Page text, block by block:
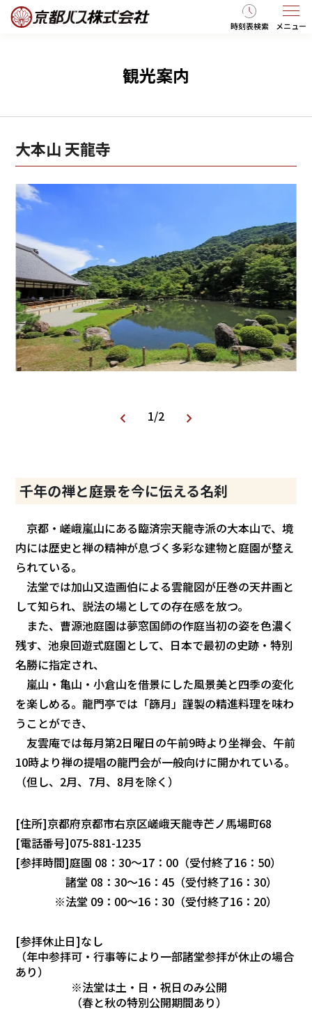
時刻表検索 メニュー
観光案内
大本山 天龍寺
1/2
千年の禅と庭景を今に伝える名刹
京都・嵯峨嵐山にある臨済宗天龍寺派の大本山で、境
内には歴史と禅の精神が息づく多彩な建物と庭園が整え
られている。
法堂では加山又造画伯による雲龍図が圧巻の天井画と
して知られ、説法の場としての存在感を放つ。
また、曹源池庭園は夢窓国師の作庭当初の姿を色濃く
残す、池泉回遊式庭園として、日本で最初の史跡・特別
名勝に指定され、
嵐山・亀山・小倉山を借景にした風景美と四季の変化
を楽しめる。龍門亭では「篩月」謹製の精進料理を味わ
うことができ、
友雲庵では毎月第2日曜日の午前9時より坐禅会、午前
10時より禅の提唱の龍門会が一般向けに開かれている。
（但し、2月、7月、8月を除く）
[住所]京都府京都市右京区嵯峨天龍寺芒ノ馬場町68
[電話番号]075-881-1235
[参拝時間]庭園 08：30～17：00（受付終了16：50）
諸堂 08：30～16：45（受付終了16：30）
※法堂 09：00～16：30（受付終了16：20）
[参拝休止日]なし
（年中参拝可・行事等により一部諸堂参拝が休止の場合
あり）
※法堂は土・日・祝日のみ公開
（春と秋の特別公開期間あり）